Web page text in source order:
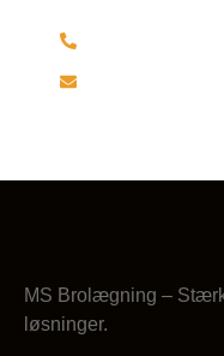
MS Brolægning –
løsninger.